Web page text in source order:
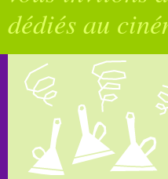
dédiés au